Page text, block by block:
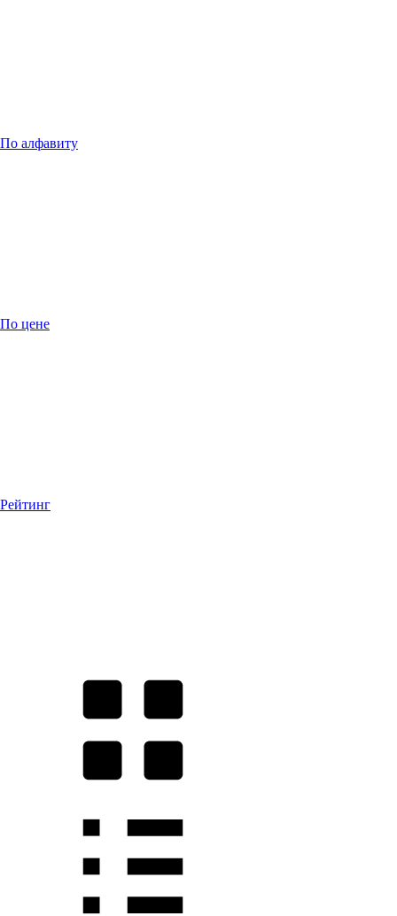
По алфавиту
По цене
Рейтинг